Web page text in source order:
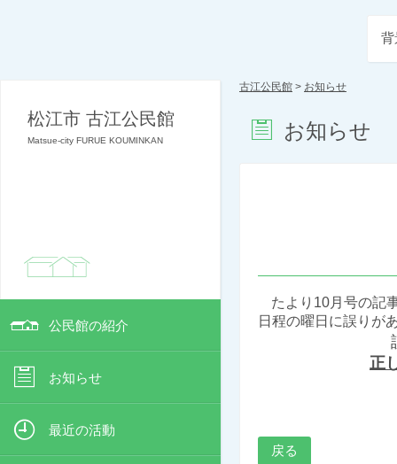
松江市 古江公民館
Matsue-city FURUE KOUMINKAN
公民館の紹介
お知らせ
最近の活動
背
古江公民館 > お知らせ
お知らせ
たより10月号の記
日程の曜日に誤りが
正
戻る